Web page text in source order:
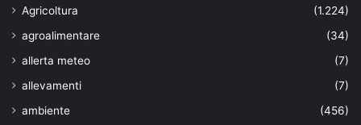
Agricoltura
(1.224)
agroalimentare
(34)
allerta meteo
(7)
allevamenti
(7)
ambiente
(456)